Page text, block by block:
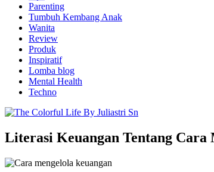
Parenting
Tumbuh Kembang Anak
Wanita
Review
Produk
Inspiratif
Lomba blog
Mental Health
Techno
Literasi Keuangan Tentang